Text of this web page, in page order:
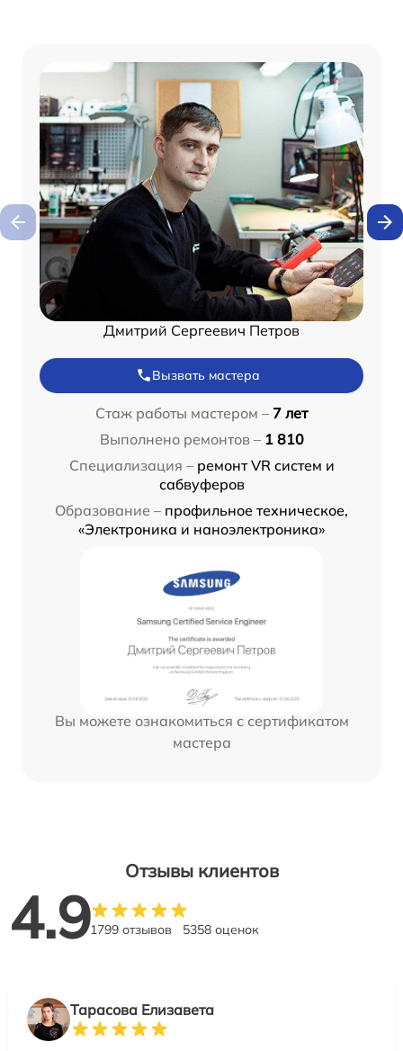
Дмитрий Сергеевич Петров
Вызвать мастера
Стаж работы мастером – 7 лет
Выполнено ремонтов – 1 810
Специализация – ремонт VR систем и
сабвуферов
Образование – профильное техническое,
«Электроника и наноэлектроника»
Вы можете ознакомиться с сертификатом
мастера
Отзывы клиентов
4.91799 отзывов 5358 оценок
Тарасова Елизавета